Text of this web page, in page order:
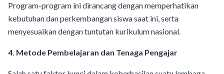
Program-program ini dirancang dengan memperhatikan
kebutuhan dan perkembangan siswa saat ini, serta
menyesuaikan dengan tuntutan kurikulum nasional.
4. Metode Pembelajaran dan Tenaga Pengajar